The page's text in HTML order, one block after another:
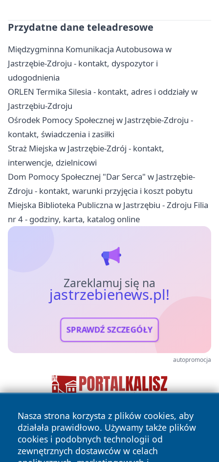
Przydatne dane teleadresowe
Międzygminna Komunikacja Autobusowa w
Jastrzębie-Zdroju - kontakt, dyspozytor i
udogodnienia
ORLEN Termika Silesia - kontakt, adres i oddziały w
Jastrzębiu-Zdroju
Ośrodek Pomocy Społecznej w Jastrzębie-Zdroju -
kontakt, świadczenia i zasiłki
Straż Miejska w Jastrzębie-Zdrój - kontakt,
interwencje, dzielnicowi
Dom Pomocy Społecznej "Dar Serca" w Jastrzębie-
Zdroju - kontakt, warunki przyjęcia i koszt pobytu
Miejska Biblioteka Publiczna w Jastrzębiu - Zdroju Filia
nr 4 - godziny, karta, katalog online
Zareklamuj się na
jastrzebienews.pl!
SPRAWDŹ SZCZEGÓŁY
autopromocja
Nasza strona korzysta z plików cookies, aby
działała prawidłowo. Używamy także plików
cookies i podobnych technologii od
zewnętrznych dostawców w celach